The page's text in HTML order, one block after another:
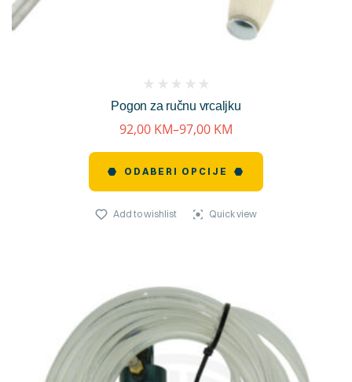
Pogon za ručnu vrcaljku
reviews)
92,00 KM–97,00 KM
ODABERI OPCIJE
Add to wishlist Quick view